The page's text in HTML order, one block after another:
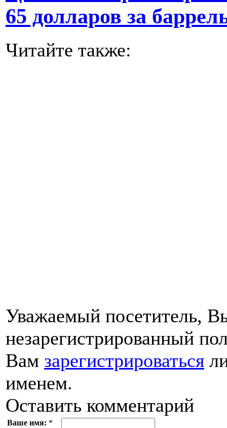
65 долларов за
Читайте также:
Уважаемый посетитель,
незарегистрированный
Вам зарегистрироваться
именем.
Оставить комментарий
Ваше имя: *